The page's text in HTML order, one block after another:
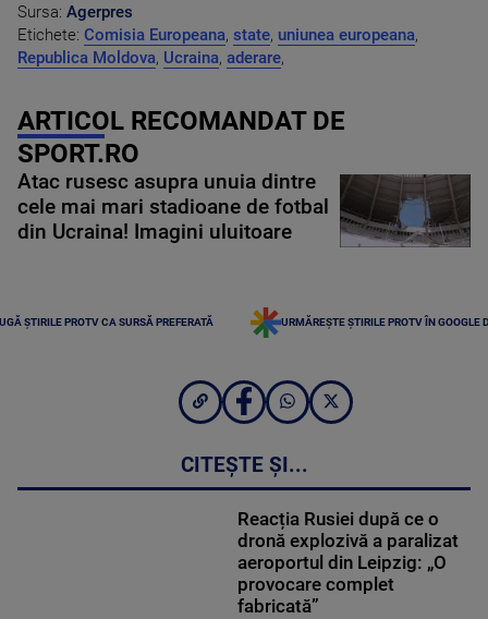
Sursa: Agerpres
Etichete: Comisia Europeana, state, uniunea europeana,
Republica Moldova, Ucraina, aderare,
ARTICOL RECOMANDAT DE
SPORT.RO
Atac rusesc asupra unuia dintre
cele mai mari stadioane de fotbal
din Ucraina! Imagini uluitoare
ȘTIRILE PROTV CA SURSĂ PREFERATĂ URMĂREȘTE ȘTIRILE PROTV ÎN GOOGLE
CITEȘTE ȘI...
Reacția Rusiei după ce o
dronă explozivă a paralizat
aeroportul din Leipzig: „O
provocare complet
fabricată”